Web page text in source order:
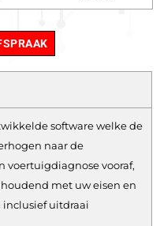
software welke de
naar de
voertuigdiagnose vooraf,
met uw eisen en
uitdraai